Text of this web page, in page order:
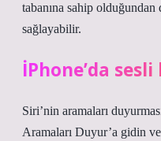
tabanına sahip
sağlayabilir.
İPhone’da
Siri’nin aramaları
Aramaları Duyur’a gidin